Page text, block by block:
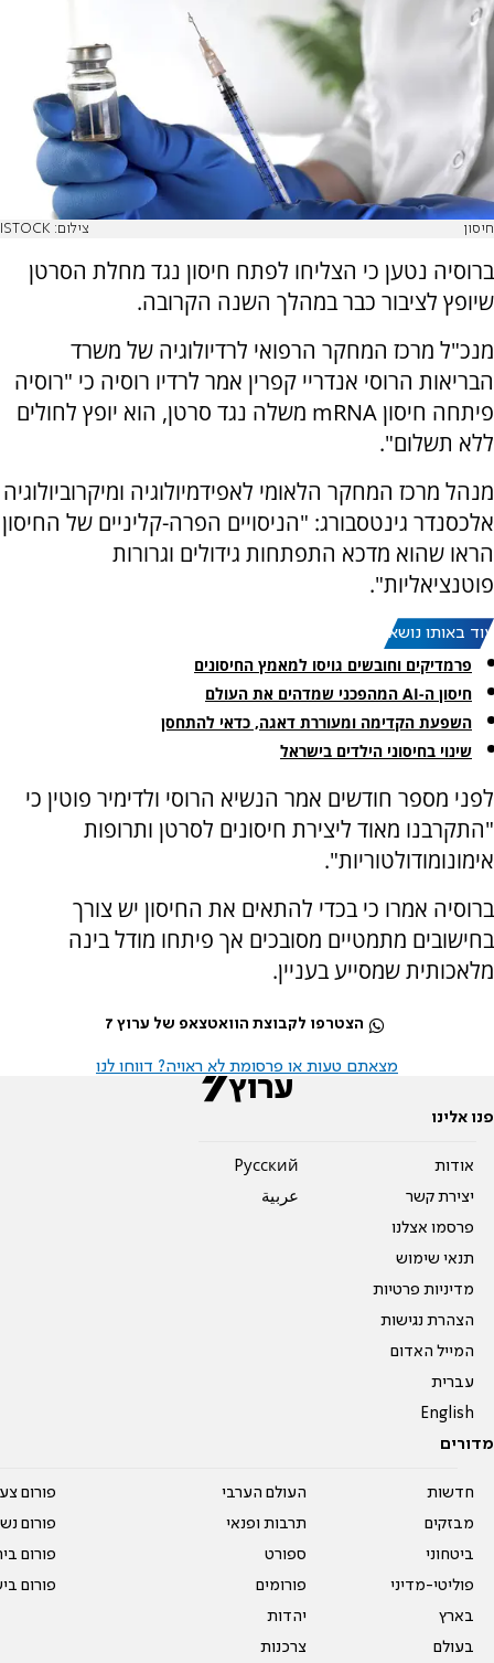
חיסון צילום: ISTOCK
ברוסיה נטען כי הצליחו לפתח חיסון נגד מחלת הסרטן
שיופץ לציבור כבר במהלך השנה הקרובה.
מנכ"ל מרכז המחקר הרפואי לרדיולוגיה של משרד
הבריאות הרוסי אנדריי קפרין אמר לרדיו רוסיה כי "רוסיה
פיתחה חיסון mRNA משלה נגד סרטן, הוא יופץ לחולים
ללא תשלום".
מנהל מרכז המחקר הלאומי לאפידמיולוגיה ומיקרוביולוגיה
אלכסנדר גינטסבורג: "הניסויים הפרה-קליניים של החיסון
הראו שהוא מדכא התפתחות גידולים וגרורות
פוטנציאליות".
עוד באותו נושא:
פרמדיקים וחובשים גויסו למאמץ החיסונים
חיסון ה-AI המהפכני שמדהים את העולם
השפעת הקדימה ומעוררת דאגה, כדאי להתחסן
שינוי בחיסוני הילדים בישראל
לפני מספר חודשים אמר הנשיא הרוסי ולדימיר פוטין כי
"התקרבנו מאוד ליצירת חיסונים לסרטן ותרופות
אימונומודולטוריות".
ברוסיה אמרו כי בכדי להתאים את החיסון יש צורך
בחישובים מתמטיים מסובכים אך פיתחו מודל בינה
מלאכותית שמסייע בעניין.
הצטרפו לקבוצת הוואטצאפ של ערוץ 7
מצאתם טעות או פרסומת לא ראויה? דווחו לנו
פנו אלינו
אודות
יצירת קשר
פרסמו אצלנו
תנאי שימוש
מדיניות פרטיות
הצהרת נגישות
המייל האדום
עברית
English
Pусский
عربية
מדורים
חדשות
מבזקים
ביטחוני
פוליטי-מדיני
בארץ
בעולם
העולם הערבי
תרבות ופנאי
ספורט
פורומים
יהדות
צרכנות
פורום
פורום
פורום
פורום